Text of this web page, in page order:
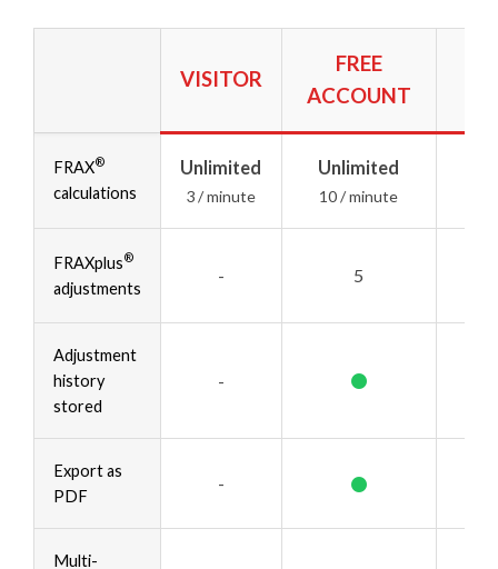
VISITOR
FREE
ACCOUNT
FRAX®
calculations
Unlimited
3 / minute
Unlimited
10 / minute
FRAXplus®
adjustments
- 5
Adjustment
history
stored
- •
Export as
PDF
- •
Multi-